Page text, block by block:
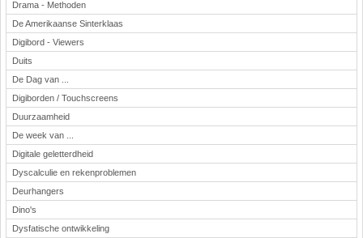
Drama - Methoden
De Amerikaanse Sinterklaas
Digibord - Viewers
Duits
De Dag van ...
Digiborden / Touchscreens
Duurzaamheid
De week van ...
Digitale geletterdheid
Dyscalculie en rekenproblemen
Deurhangers
Dino's
Dysfatische ontwikkeling